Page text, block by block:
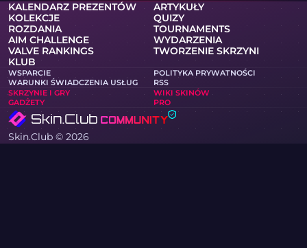
KALENDARZ PREZENTÓW
ARTYKUŁY
KOLEKCJE
QUIZY
ROZDANIA
TOURNAMENTS
AIM CHALLENGE
WYDARZENIA
VALVE RANKINGS
TWORZENIE SKRZYNI
KLUB
WSPARCIE
POLITYKA PRYWATNOŚCI
WARUNKI ŚWIADCZENIA USŁUG
RSS
SKRZYNIE I GRY
WIKI SKINÓW
GADŻETY
PRO
Skin.Club © 2026